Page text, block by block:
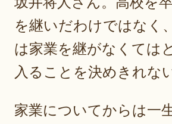
を継いだわけではなく
は家業を継がなくては
入ることを決めきれな
家業についてからは一